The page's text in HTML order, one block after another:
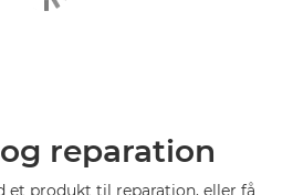
reparation
et produkt til reparation, eller få